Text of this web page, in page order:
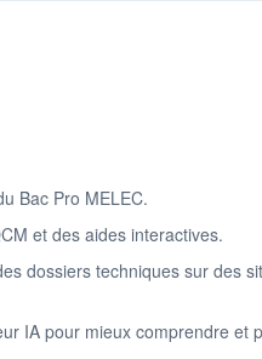
Bac Pro MELEC.
et des aides interactives.
dossiers techniques sur des
IA pour mieux comprendre et